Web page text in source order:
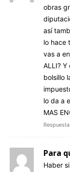
obras
así
lo hace
vas a
ALLI? Y
bolsillo
lo da a
MAS
Respuesta
Para
Haber